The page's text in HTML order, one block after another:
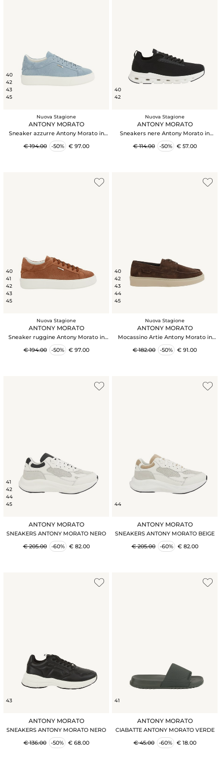
40
42
43
45
Nuova Stagione
ANTONY MORATO
Sneaker azzurre Antony Morato in
camoscio
€ 194.00
-50% € 97.00
40
42
Nuova Stagione
ANTONY MORATO
Sneakers nere Antony Morato in
tessuto lavorato
€ 114.00
-50% € 57.00
40
41
42
43
45
Nuova Stagione
ANTONY MORATO
Sneaker ruggine Antony Morato in
camoscio
€ 194.00
-50% € 97.00
40
42
43
44
45
Nuova Stagione
ANTONY MORATO
Mocassino Artie Antony Morato in
camoscio marrone
€ 182.00
-50% € 91.00
41
42
44
45
ANTONY MORATO
SNEAKERS ANTONY MORATO NERO
€ 205.00
-60% € 82.00
44
ANTONY MORATO
SNEAKERS ANTONY MORATO BEIGE
€ 205.00
-60% € 82.00
43
ANTONY MORATO
SNEAKERS ANTONY MORATO NERO
€ 136.00
-50% € 68.00
41
ANTONY MORATO
CIABATTE ANTONY MORATO VERDE
€ 45.00
-60% € 18.00